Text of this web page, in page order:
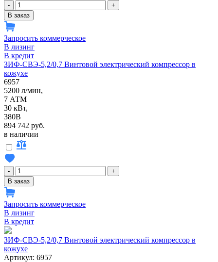
-
+
В заказ
Запросить коммерческое
В лизинг
В кредит
ЗИФ-СВЭ-5,2/0,7 Винтовой электрический компрессор в
кожухе
6957
5200 л/мин,
7 АТМ
30 кВт,
380В
894 742 руб.
в наличии
-
+
В заказ
Запросить коммерческое
В лизинг
В кредит
ЗИФ-СВЭ-5,2/0,7 Винтовой электрический компрессор в
кожухе
Артикул: 6957